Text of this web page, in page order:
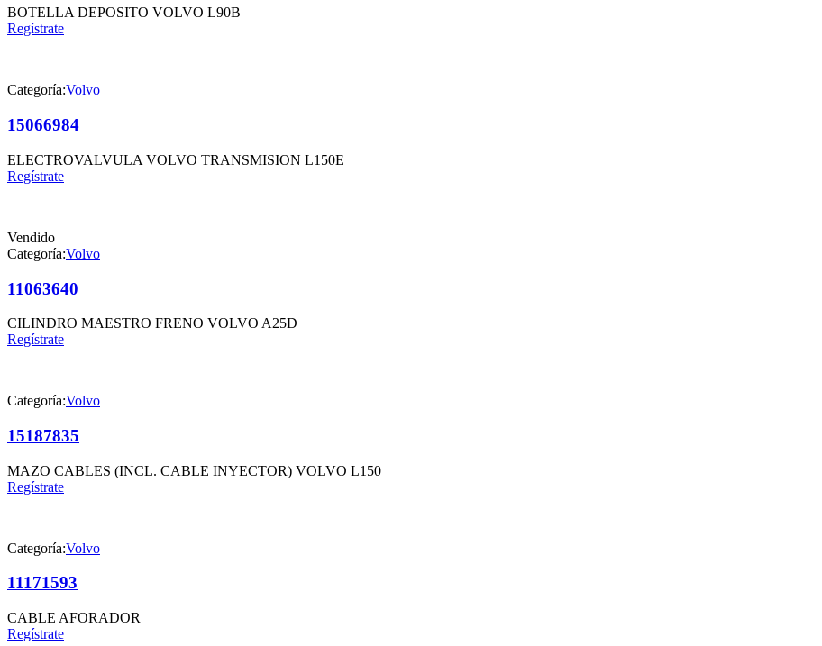
BOTELLA DEPOSITO VOLVO L90B
Regístrate
Categoría:Volvo
15066984
ELECTROVALVULA VOLVO TRANSMISION L150E
Regístrate
Vendido
Categoría:Volvo
11063640
CILINDRO MAESTRO FRENO VOLVO A25D
Regístrate
Categoría:Volvo
15187835
MAZO CABLES (INCL. CABLE INYECTOR) VOLVO L150
Regístrate
Categoría:Volvo
11171593
CABLE AFORADOR
Regístrate